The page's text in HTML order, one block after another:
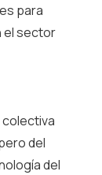
para
el sector
colectiva
del
del